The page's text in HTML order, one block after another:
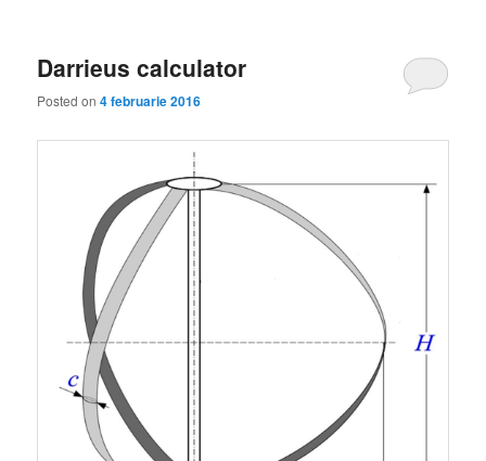
Darrieus calculator
Posted on4 februarie 2016